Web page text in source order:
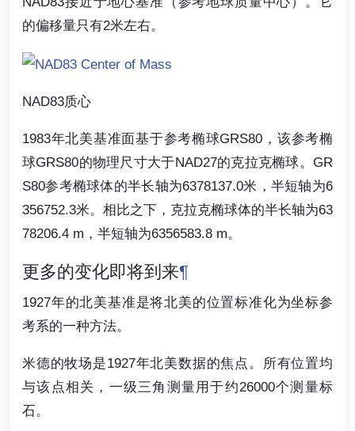
的偏移量只有2米左右。
NAD83质心
1983年北美基准面基于参考椭球GRS80，该参考椭
球GRS80的物理尺寸大于NAD27的克拉克椭球。GR
S80参考椭球体的半长轴为6378137.0米，半短轴为6
356752.3米。相比之下，克拉克椭球体的半长轴为63
78206.4 m，半短轴为6356583.8 m。
更多的变化即将到来¶
1927年的北美基准是将北美的位置标准化为坐标参
考系的一种方法。
米德的牧场是1927年北美数据的焦点。所有位置均
与该点相关，一级三角测量用于约26000个测量标
石。